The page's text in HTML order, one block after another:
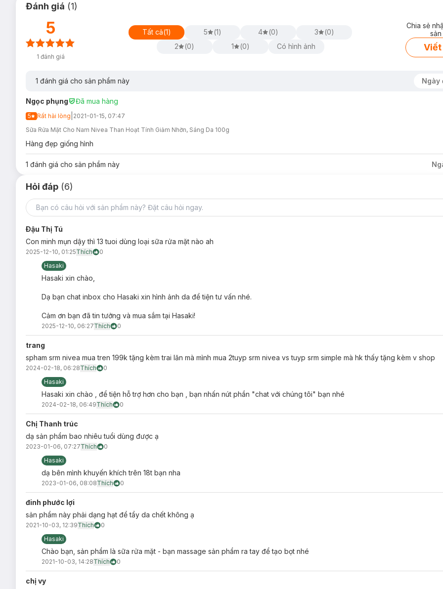
Lưu ý: Hiện Hasaki đang bán song song cả 2 mẫu cũ và mới.
Ưu thế nổi bật:
Thành phần than đen hoạt tính
Carnitine giúp kiểm soát nhìn tối ưu mang lại làn da sạch nhưng không lo khô căng.
Quả Blackberry và khoáng chất biển sâu
Thành phần tảo đenlàm sáng vùng da tối màu, tăng vẻ sáng khỏe cho làn da nam giới.
* Ở lớp biểu bì.
Bảo quản:
Nơi khô ráo thoáng mát.
Tránh ánh nắng trực tiếp, nơi có nhiệt độ cao hoặc ẩm ướt.
Đậy nắp kín sau khi sử dụng.
Thông số sản phẩm:
Dung tích:
Thương hiệu:Acnes
Đánh giá (1)
5
1 đánh giá
Tất cả(1) 5 (1) 4 (0) 3 (0)
2
(0) 1 (0) Có hình ảnh
Chia sẻ
Viết
1 đánh giá cho sản phẩm này Ngày
Ngọc phụng Đã mua hàng
5 Rất hài lòng 2021-01-15, 07:47
Sữa Rửa Mặt Cho Nam Nivea Than Hoạt Tính Giảm Nhờn, Sáng Da 100g
Hàng đẹp giống hình
1 đánh giá cho sản phẩm này
Hỏi đáp (6)
Ðậu Thị Tú
Con minh mụn dậy thì 13 tuoi dùng loại sữa rửa mặt nào ah
2025-12-10, 01:25Thích
0
Hasaki
Hasaki xin chào,
Dạ bạn chat inbox cho Hasaki xin hình ảnh da để tiện tư vấn nhé.
Cảm ơn bạn đã tin tưởng và mua sắm tại Hasaki!
2025-12-10, 06:27Thích 0
trang
spham srm nivea mua tren 199k tặng kèm trai lăn mà mình mua 2tuyp srm nivea vs tuyp srm simple mà hk thấy tặng kèm v shop
2024-02-18, 06:28Thích
0
Hasaki
Hasaki xin chào , để tiện hỗ trợ hơn cho bạn , bạn nhấn nút phần "chat với chúng tôi" bạn nhé
2024-02-18, 06:49Thích 0
Chị Thanh trúc
dạ sản phẩm bao nhiêu tuổi dùng được ạ
2023-01-06, 07:27Thích
0
Hasaki
dạ bên mình khuyến khích trên 18t bạn nha
2023-01-06, 08:08Thích 0
đinh phước lợi
sản phẩm này phải dạng hạt để tẩy da chết không ạ
2021-10-03, 12:39Thích
0
Hasaki
Chào bạn, sản phẩm là sữa rửa mặt - bạn massage sản phẩm ra tay để tạo bọt nhé
2021-10-03, 14:28Thích 0
chị vy